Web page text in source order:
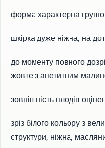
форма характерна
шкірка дуже ніжна, на
до моменту повного
жовте з апетитним
зовнішність плодів
зріз білого кольору з
структури, ніжна,